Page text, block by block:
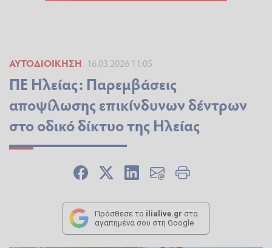
ΑΥΤΟΔΙΟΊΚΗΣΗ 16.03.2026 11:05
ΠΕ Ηλείας: Παρεμβάσεις
αποψίλωσης επικίνδυνων δέντρων
στο οδικό δίκτυο της Ηλείας
Πρόσθεσε το ilialive.gr στα
αγαπημένα σου στη Google